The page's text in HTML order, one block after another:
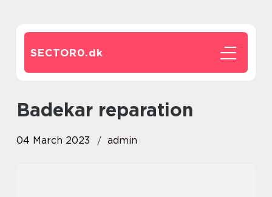
SECTOR0.dk
Badekar reparation
04 March 2023 admin